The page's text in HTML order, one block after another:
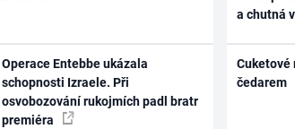
Operace Entebbe ukázala
schopnosti Izraele. Při
osvobozování rukojmích padl bratr
premiéra
a chutná
Cuketové
čedarem